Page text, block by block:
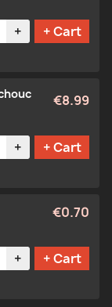
+ + Cart
€8.99
+ + Cart
€0.70
+ + Cart